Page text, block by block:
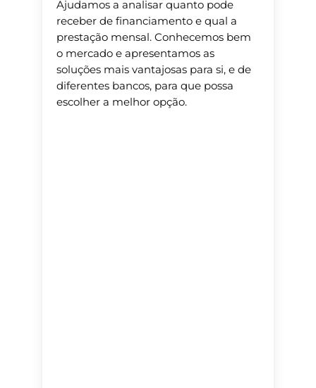
Ajudamos a analisar quanto pode
receber de financiamento e qual a
prestação mensal. Conhecemos bem
o mercado e apresentamos as
soluções mais vantajosas para si, e de
diferentes bancos, para que possa
escolher a melhor opção.